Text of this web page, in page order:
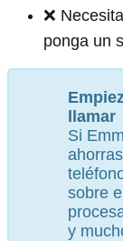
❌
ponga un
llamar
Si
sobre
y